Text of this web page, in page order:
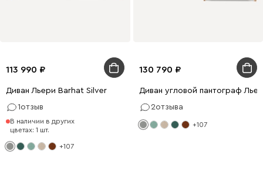
113 990
Диван Льери Barhat Silver
1отзыв
В наличии в других
цветах: 1 шт.
+107
130 790
Диван угловой пантограф
2отзыва
+107